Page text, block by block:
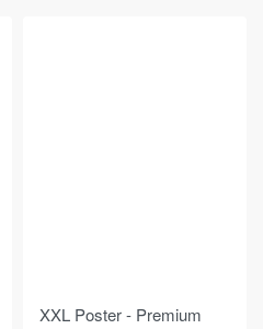
XXL Poster - Premium